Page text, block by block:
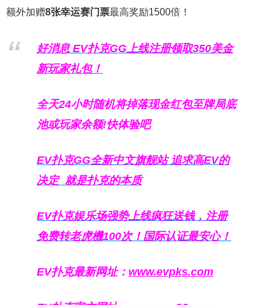
额外加赠8张幸运赛门票最高奖励1500倍！
好消息 EV扑克GG上线注册领取350美金
新玩家礼包！
全天24小时随机将掉落现金红包至牌局底
池或玩家余额!快体验吧
EV扑克GG全新中文旗舰站追求高EV的
决定 就是扑克的本质
EV扑克娱乐场强势上线疯狂送钱，注册
免费转老虎機100次！国际认证最安心！
EV扑克最新网址： www.evpks.com